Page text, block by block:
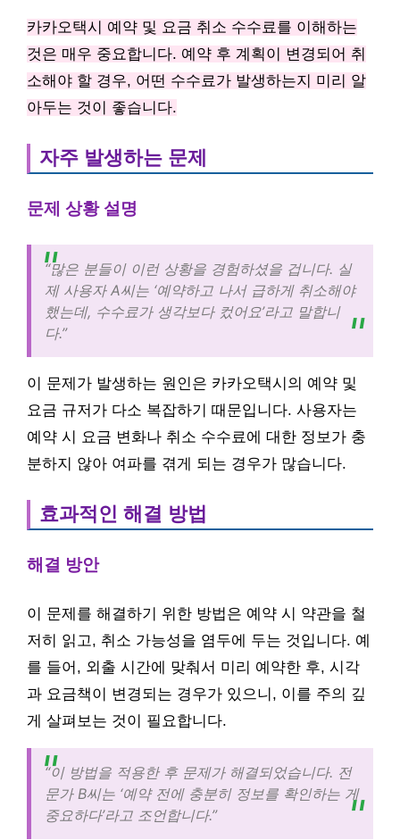
카카오택시 예약 및 요금 취소 수수료를 이해하는
것은 매우 중요합니다. 예약 후 계획이 변경되어 취
소해야 할 경우, 어떤 수수료가 발생하는지 미리 알
아두는 것이 좋습니다.
자주 발생하는 문제
문제 상황 설명
“많은 분들이 이런 상황을 경험하셨을 겁니다. 실
제 사용자 A씨는 ‘예약하고 나서 급하게 취소해야
했는데, 수수료가 생각보다 컸어요’라고 말합니
다.”
이 문제가 발생하는 원인은 카카오택시의 예약 및
요금 규저가 다소 복잡하기 때문입니다. 사용자는
예약 시 요금 변화나 취소 수수료에 대한 정보가 충
분하지 않아 여파를 겪게 되는 경우가 많습니다.
효과적인 해결 방법
해결 방안
이 문제를 해결하기 위한 방법은 예약 시 약관을 철
저히 읽고, 취소 가능성을 염두에 두는 것입니다. 예
를 들어, 외출 시간에 맞춰서 미리 예약한 후, 시각
과 요금책이 변경되는 경우가 있으니, 이를 주의 깊
게 살펴보는 것이 필요합니다.
“이 방법을 적용한 후 문제가 해결되었습니다. 전
문가 B씨는 ‘예약 전에 충분히 정보를 확인하는 게
중요하다’라고 조언합니다.”